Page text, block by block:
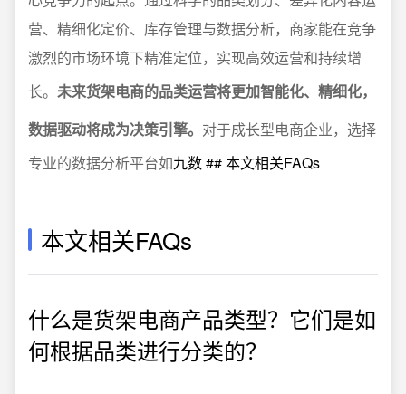
营、精细化定价、库存管理与数据分析，商家能在竞争
激烈的市场环境下精准定位，实现高效运营和持续增
长。 未来货架电商的品类运营将更加智能化、精细化，
数据驱动将成为决策引擎。 对于成长型电商企业，选择
专业的数据分析平台如九数 ## 本文相关FAQs
本文相关FAQs
什么是货架电商产品类型？它们是如
何根据品类进行分类的？